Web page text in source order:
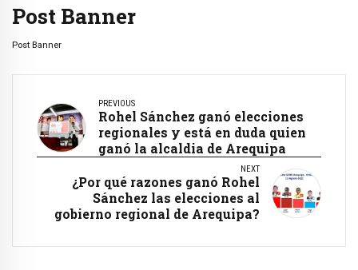
Post Banner
Post Banner
PREVIOUS
Rohel Sánchez ganó elecciones
regionales y está en duda quien
ganó la alcaldia de Arequipa
NEXT
¿Por qué razones ganó Rohel
Sánchez las elecciones al
gobierno regional de Arequipa?